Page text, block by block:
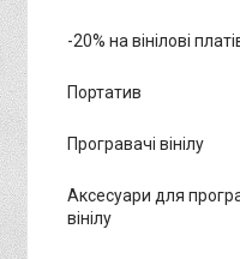
-20% на вінілові
Портатив
Програвачі вінілу
Аксесуари для
вінілу